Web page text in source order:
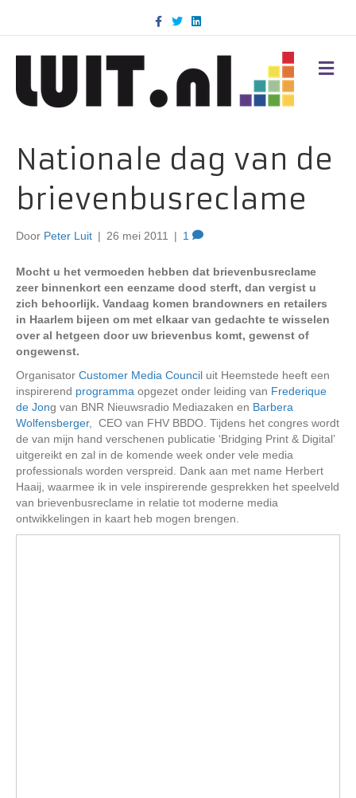
c
k
T
w
i
n
d
M
E
Nationale dag van de
brievenbusreclame
Door Peter Luit | 26 mei 2011 | 1
Mocht u het vermoeden hebben dat brievenbusreclame
zeer binnenkort een eenzame dood sterft, dan vergist u
zich behoorlijk. Vandaag komen brandowners en retailers
in Haarlem bijeen om met elkaar van gedachte te wisselen
over al hetgeen door uw brievenbus komt, gewenst of
ongewenst.
Organisator Customer Media Council uit Heemstede heeft een
inspirerend programma opgezet onder leiding van Frederique
de Jong van BNR Nieuwsradio Mediazaken en Barbera
Wolfensberger, CEO van FHV BBDO. Tijdens het congres wordt
de van mijn hand verschenen publicatie ‘Bridging Print & Digital’
uitgereikt en zal in de komende week onder vele media
professionals worden verspreid. Dank aan met name Herbert
Haaij, waarmee ik in vele inspirerende gesprekken het speelveld
van brievenbusreclame in relatie tot moderne media
ontwikkelingen in kaart heb mogen brengen.